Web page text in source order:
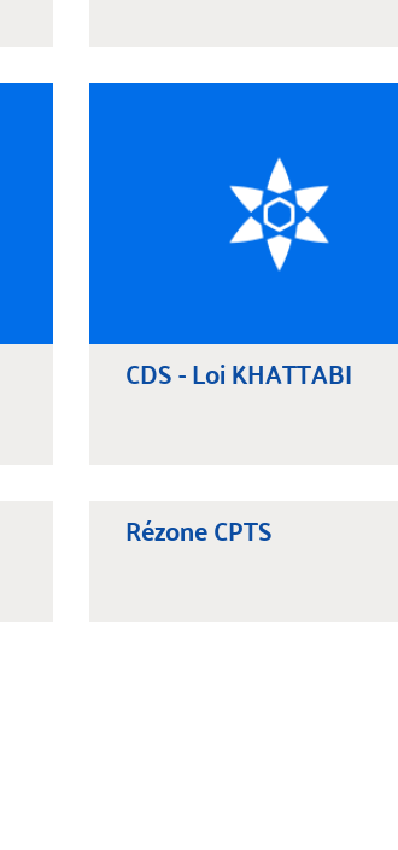
CDS - Loi KHATTABI
Rézone CPTS